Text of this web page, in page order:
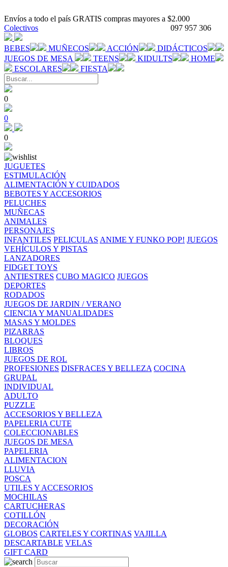
Envíos a todo el país GRATIS compras mayores a $2.000
097 957 306
Colectivos
BEBES MUÑECOS ACCIÓN
DIDÁCTICOS
JUEGOS DE MESA
TEENS KIDULTS
HOME
ESCOLARES
FIESTA
0
0
0
JUGUETES
ESTIMULACIÓN
ALIMENTACIÓN Y CUIDADOS
BEBOTES Y ACCESORIOS
PELUCHES
MUÑECAS
ANIMALES
PERSONAJES
INFANTILES PELICULAS ANIME Y FUNKO POP! JUEGOS
VEHÍCULOS Y PISTAS
LANZADORES
FIDGET TOYS
ANTIESTRES CUBO MAGICO JUEGOS
DEPORTES
RODADOS
JUEGOS DE JARDIN / VERANO
CIENCIA Y MANUALIDADES
MASAS Y MOLDES
PIZARRAS
BLOQUES
LIBROS
JUEGOS DE ROL
PROFESIONES DISFRACES Y BELLEZA COCINA
GRUPAL
INDIVIDUAL
ADULTO
PUZZLE
ACCESORIOS Y BELLEZA
PAPELERIA CUTE
COLECCIONABLES
JUEGOS DE MESA
PAPELERIA
ALIMENTACION
LLUVIA
POSCA
UTILES Y ACCESORIOS
MOCHILAS
CARTUCHERAS
COTILLÓN
DECORACIÓN
GLOBOS CARTELES Y CORTINAS VAJILLA
DESCARTABLE VELAS
GIFT CARD